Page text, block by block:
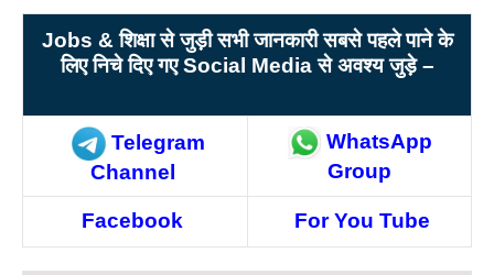
Jobs & शिक्षा से जुड़ी सभी जानकारी सबसे पहले पाने के
लिए निचे दिए गए Social Media से अवश्य जुड़े –
Telegram
Channel
WhatsApp
Group
Facebook For You Tube